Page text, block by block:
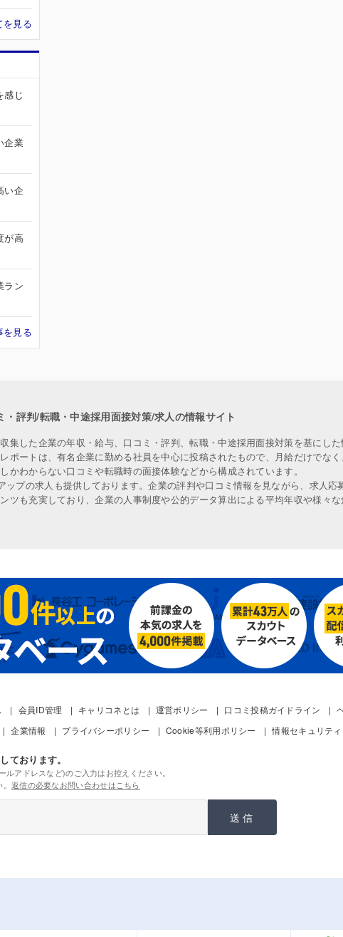
を見る
感じ
企業
い企
が高
ラン
を見る
評判/転職・中途採用面接対策/求人の情報サイト
集した企業の年収・給与、口コミ・評判、転職・中途採用面接対策を基にし
ポートは、有名企業に勤める社員を中心に投稿されたもので、月給だけでな
かわからない口コミや転職時の面接体験などから構成されています。
プの求人も提供しております。企業の評判や口コミ情報を見ながら、求人応
ツも充実しており、企業の人事制度や公的データ算出による平均年収や様々
会員ID管理 キャリコネとは 運営ポリシー 口コミ投稿ガイドライン
企業情報 プライバシーポリシー Cookie等利用ポリシー 情報セキュリティ
ております。
アドレスなど)のご入力はお控えください。
返信の必要なお問い合わせはこちら
送信